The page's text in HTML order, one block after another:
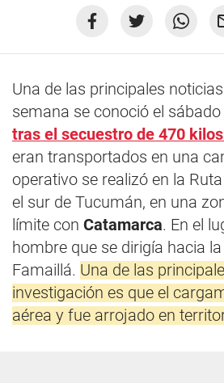
Una de las principales
semana se conoció el
tras el secuestro de 470
eran transportados en una
operativo se realizó en la
el sur de Tucumán, en una
límite con Catamarca. En el
hombre que se dirigía hacia
Famaillá. Una de las
investigación es que el
aérea y fue arrojado en